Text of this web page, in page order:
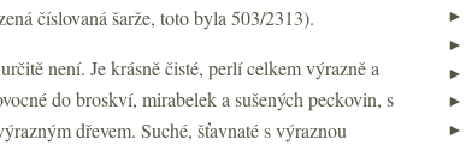
číslovaná šarže, toto byla 503/2313).
není. Je krásně čisté, perlí celkem výrazně a
do broskví, mirabelek a sušených peckovin, s
dřevem. Suché, šťavnaté s výraznou